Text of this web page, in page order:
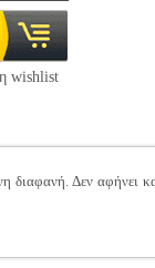
wishlist
διαφανή. Δεν αφήνει